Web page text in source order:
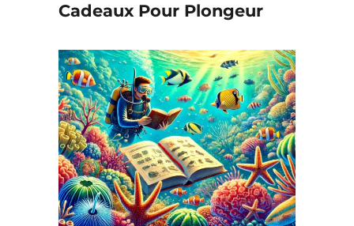
Cadeaux Pour Plongeur